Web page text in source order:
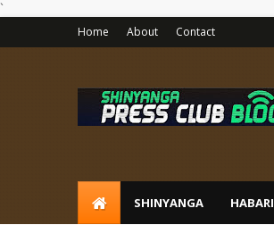
`
Home About Contact
SHINYANGA HABARI